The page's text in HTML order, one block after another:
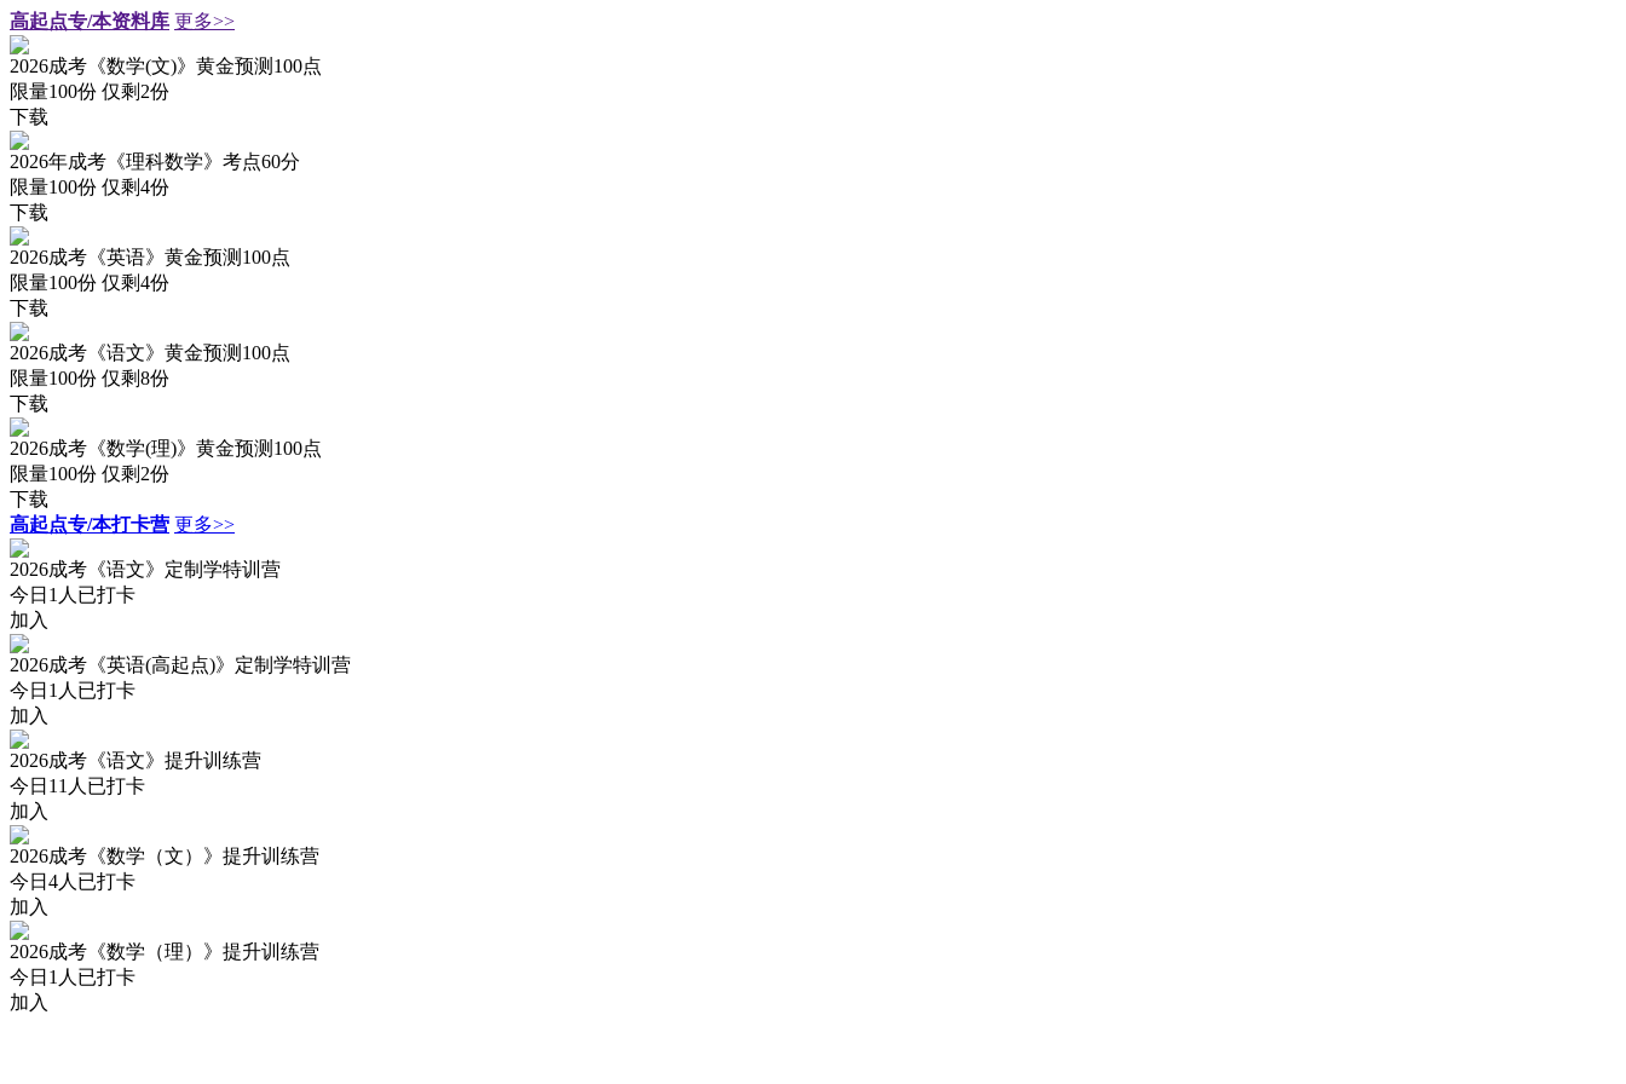
高起点专/本资料库 更多>>
2026成考《数学(文)》黄金预测100点
限量100份 仅剩 2份
下载
2026年成考《理科数学》考点60分
限量100份 仅剩4份
下载
2026成考《英语》黄金预测100点
限量100份 仅剩4份
下载
2026成考《语文》黄金预测100点
限量100份 仅剩8份
下载
2026成考《数学(理)》黄金预测100点
限量100份 仅剩 2份
下载
高起点专/本打卡营 更多>>
2026成考《语文》定制学特训营
今日 1 人已打卡
加入
2026成考《英语(高起点)》定制学特训营
今日 1 人已打卡
加入
2026成考《语文》提升训练营
今日 11 人已打卡
加入
2026成考《数学（文）》提升训练营
今日 4人已打卡
加入
2026成考《数学（理）》提升训练营
今日 1 人已打卡
加入